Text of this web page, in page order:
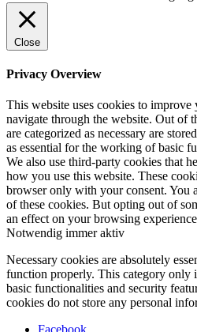
Close
Privacy Overview
This website uses cookies to
navigate through the website. Out of
are categorized as necessary are
as essential for the working of basic
We also use third-party cookies that
how you use this website. These
browser only with your consent. You
of these cookies. But opting out of
an effect on your browsing
Notwendig immer aktiv
Necessary cookies are absolutely
function properly. This category only
basic functionalities and security
cookies do not store any personal
Facebook